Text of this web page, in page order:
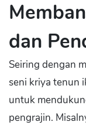
dan
Seiring dengan
seni kriya tenun
untuk
pengrajin.